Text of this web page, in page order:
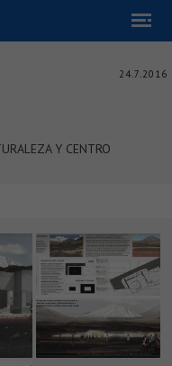
24.7.2016
Y CENTRO